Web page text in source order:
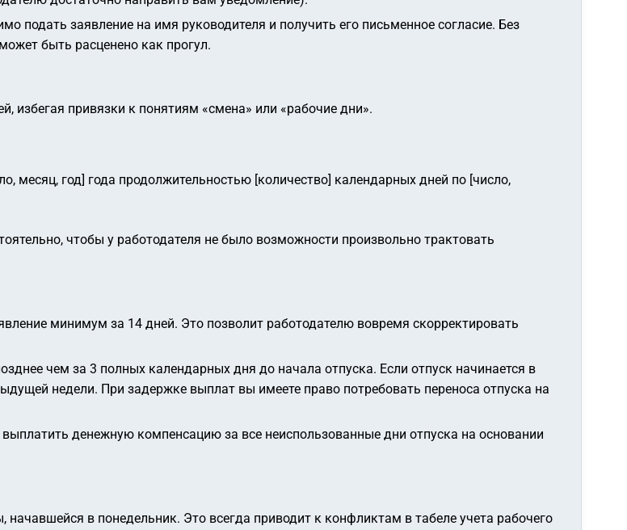
подать заявление на имя руководителя и получить его письменное согласие. Без
быть расценено как прогул.
избегая привязки к понятиям «смена» или «рабочие дни».
месяц, год] года продолжительностью [количество] календарных дней по [число,
чтобы у работодателя не было возможности произвольно трактовать
минимум за 14 дней. Это позволит работодателю вовремя скорректировать
чем за 3 полных календарных дня до начала отпуска. Если отпуск начинается в
недели. При задержке выплат вы имеете право потребовать переноса отпуска на
денежную компенсацию за все неиспользованные дни отпуска на основании
в понедельник. Это всегда приводит к конфликтам в табеле учета рабочего